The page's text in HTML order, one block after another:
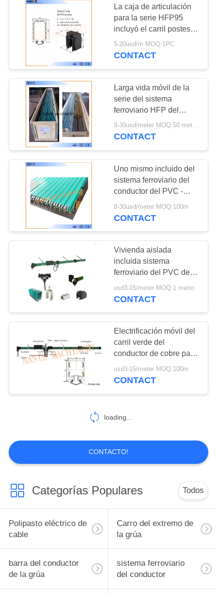
PRIVACY
POLICY
La caja de articulación
para la serie HFP95
incluyó el carril postes
5,6,7,8,9,10 Max.
Voltage 660V del
5-20usd/m MOQ:1PC
CONTACT
Larga vida móvil de la
serie del sistema
ferroviario HFP del
conductor de la barra de
distribución de la
8-30usd/meter MOQ:50 metros
CONTACT
Uno mismo incluido del
sistema ferroviario del
conductor del PVC -
extinción de Boxline
verde
8-30usd/meter MOQ:100m
CONTACT
Vivienda aislada
incluida sistema
ferroviario del PVC de la
barra del conductor del
conductor de 4 postes
usd3-15/meter MOQ:1 metro
CONTACT
Electrificación móvil del
carril verde del
conductor de cobre para
las herramientas
eléctricas
usd3-15/meter MOQ:100m
CONTACT
loading...
CONTACTO!
Categorías Populares Todos
Polipasto eléctrico de
cable
Carro del extremo de
la grúa
barra del conductor
de la grúa
sistema ferroviario
del conductor